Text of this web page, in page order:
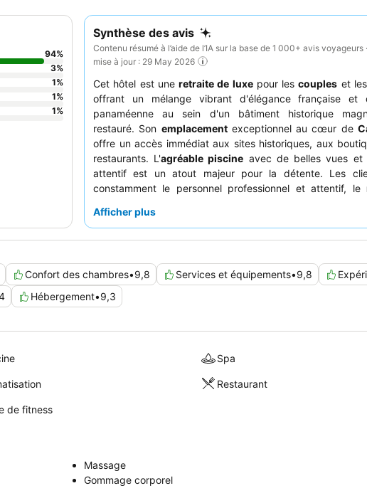
Synthèse des avis
Contenu résumé à l’aide de l’IA sur la base de 1 000+ avis voyageurs
mise à jour : 29 May 2026
Cet hôtel est une retraite de luxepour lescouples et les
offrant un mélange vibrant d'élégance française et
panaméenne au sein d'un bâtiment historique
restauré. Son emplacementexceptionnel au cœur de
offre un accès immédiat aux sites historiques, aux
restaurants. L'agréable piscine avec de belles vues et
attentif est un atout majeur pour la détente. Les
constamment le personnel professionnel et attentif, le
recevant des éloges particuliers. Pour une
Afficher plus
Confort des chambres•9,8 Services et équipements•9,8
Hébergement•9,3
94%
3%
1%
1%
1%
Spa
Restaurant
de fitness
Massage
Gommage corporel